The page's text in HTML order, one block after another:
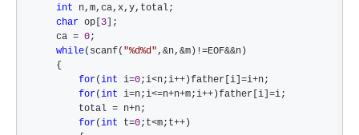
int n,m,ca,x,y,total;
char op[ 3 ];
    ca
= 0;
while(scanf( "%d%d",&n,&m)!=EOF&&n)
for(int i=0;i<n;i++)father[i]=i+n;
for(int i=n;i<=n+n+m;i++)father[i]=i;
        total
= n+n;
for(int t=0;t<m;t++ )